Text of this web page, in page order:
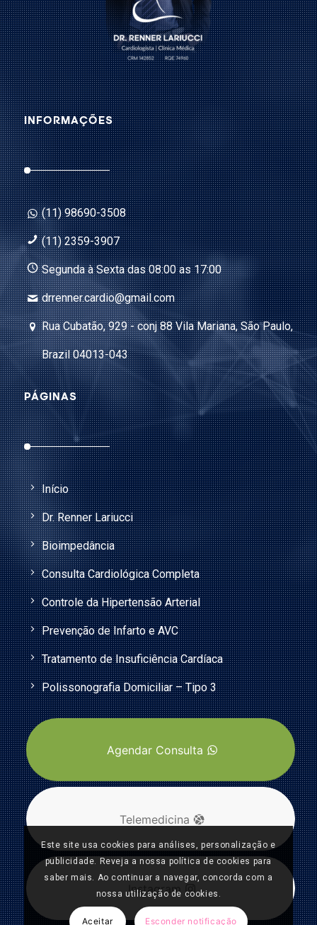
INFORMAÇÕES
(11) 98690-3508
(11) 2359-3907
Segunda à Sexta das 08:00 as 17:00
drrenner.cardio@gmail.com
Rua Cubatão, 929 - conj 88 Vila Mariana, São Paulo,
Brazil 04013-043
PÁGINAS
Início
Dr. Renner Lariucci
Bioimpedância
Consulta Cardiológica Completa
Controle da Hipertensão Arterial
Prevenção de Infarto e AVC
Tratamento de Insuficiência Cardíaca
Polissonografia Domiciliar – Tipo 3
Agendar Consulta
Telemedicina
Instagram
Este site usa cookies para análises, personalização e
publicidade. Reveja a nossa política de cookies para
saber mais. Ao continuar a navegar, concorda com a
nossa utilização de cookies.
Aceitar Esconder notificação